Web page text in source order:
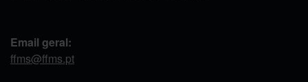
Email geral:
ffms@ffms.pt